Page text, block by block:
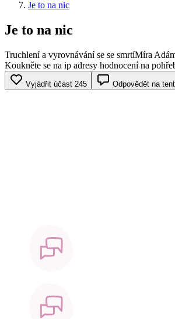
Je to na nic
Je to na nic
Truchlení a vyrovnávání se se smrtíMíra
Koukněte se na ip adresy hodnocení na
Vyjádřit účast 245 Odpovědět na